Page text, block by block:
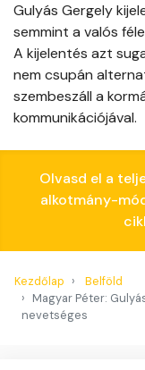
Gulyás Gergely
semmint a valós
A kijelentés azt
nem csupán
szembeszáll a
kommunikációjával.
Olvasd el a
alkotmány-
Kezdőlap
Belföld
Magyar Péter:
nevetséges